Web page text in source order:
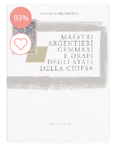
93%